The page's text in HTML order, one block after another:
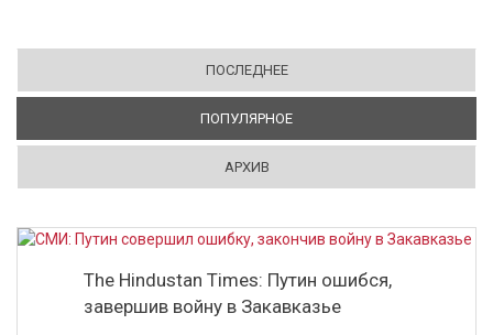
ПОСЛЕДНЕЕ
ПОПУЛЯРНОЕ
АРХИВ
The Hindustan Times: Путин ошибся,
завершив войну в Закавказье